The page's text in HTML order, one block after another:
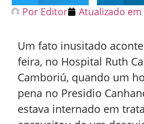
Por Editor Atualizado em
Um fato inusitado
feira, no Hospital Ruth
Camboriú, quando um
pena no Presidio
estava internado em